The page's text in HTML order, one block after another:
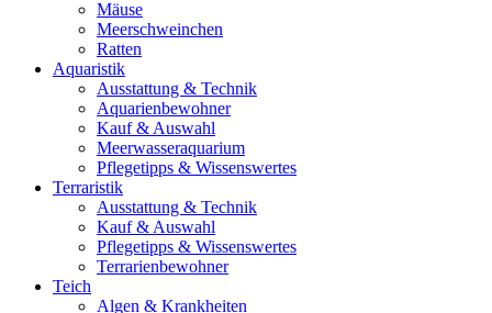
Mäuse
Meerschweinchen
Ratten
Aquaristik
Ausstattung & Technik
Aquarienbewohner
Kauf & Auswahl
Meerwasseraquarium
Pflegetipps & Wissenswertes
Terraristik
Ausstattung & Technik
Kauf & Auswahl
Pflegetipps & Wissenswertes
Terrarienbewohner
Teich
Algen & Krankheiten